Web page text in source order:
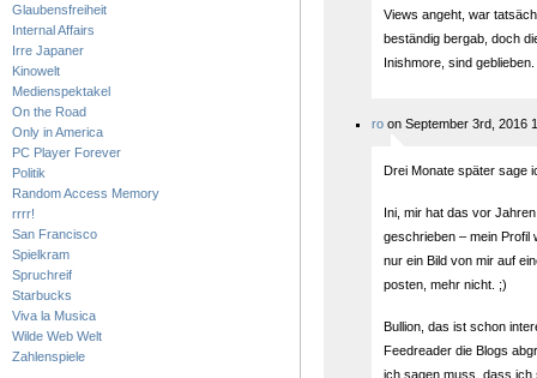
Glaubensfreiheit
Internal Affairs
Irre Japaner
Kinowelt
Medienspektakel
On the Road
Only in America
PC Player Forever
Politik
Random Access Memory
rrrr!
San Francisco
Spielkram
Spruchreif
Starbucks
Viva la Musica
Wilde Web Welt
Zahlenspiele
Views angeht, war
beständig bergab, doch
Inishmore, sind
ro on September 3rd, 2016
Drei Monate später sage
Ini, mir hat das vor
geschrieben – mein Profil
nur ein Bild von mir auf
posten, mehr nicht. ;)
Bullion, das ist schon
Feedreader die Blogs
ich sagen muss, dass ich